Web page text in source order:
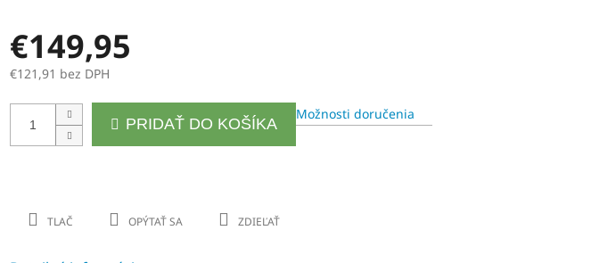
€149,95
€121,91 bez DPH
Jednotková
cena:
Možnosti doručenia
PRIDAŤ DO KOŠÍKA
TLAČ OPÝTAŤ SA ZDIEĽAŤ